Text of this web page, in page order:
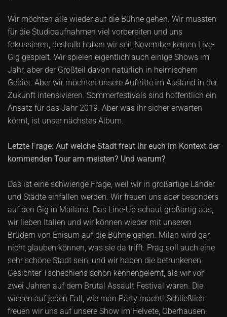
Wir möchten alle wieder auf die Bühne gehen. Wir mussten
für die Studioaufnahmen viel vorbereiten und uns
fokussieren, deshalb haben wir seit November keinen Live-
Gig gespielt. Wir spielen eigentlich auch einige Shows im
Jahr, aber der Großteil davon natürlich in heimischem
Gebiet. Aber wir möchten unsere Auftritte im Ausland in der
Zukunft intensivieren. Sommerfestivals sind hoffentlich ein
Ansatz für das Jahr 2019. Aber was ihr sicher erwarten
könnt, ist unser nächstes Album.
Letzte Frage: Auf welche Stadt freut ihr euch im Kontext der
kommenden Tour am meisten? Und warum?
Das ist eine schwierige Frage, weil wir in großartige Länder
und Städte einfallen werden. Wir freuen uns aber besonders
auf den Gig in Mailand. Das Line-Up schaut großartig aus,
wir lieben Italien und wir können wieder mit unseren
Brüdern von Enisum auf die Bühne gehen. Milan wird gar
nicht glauben können, was sie da trifft. Prag soll auch eine
sehr schöne Stadt sein, und wir haben die betrunkenen
Gesichter Tschechiens schon kennengelernt, als wir vor
zwei Jahren auf dem Brutal Assault Festival waren. Die
wissen auf jeden Fall, wie man Party macht! Schließlich
freuen wir uns auf unsere Show im Helvete, Oberhausen.